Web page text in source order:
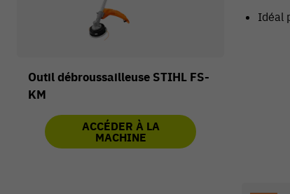
Outil débroussailleuse STIHL FS-
KM
ACCÉDER À LA
MACHINE
Idéal